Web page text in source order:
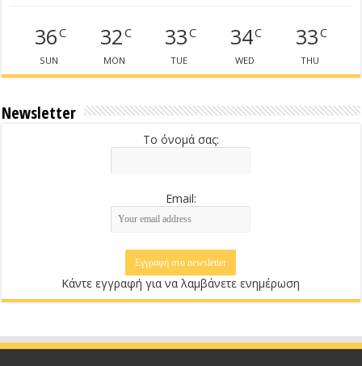
36C
SUN
32C
MON
33C
TUE
34C
WED
33C
THU
Newsletter
Το όνομά σας:
Email:
Κάντε εγγραφή για να λαμβάνετε ενημέρωση